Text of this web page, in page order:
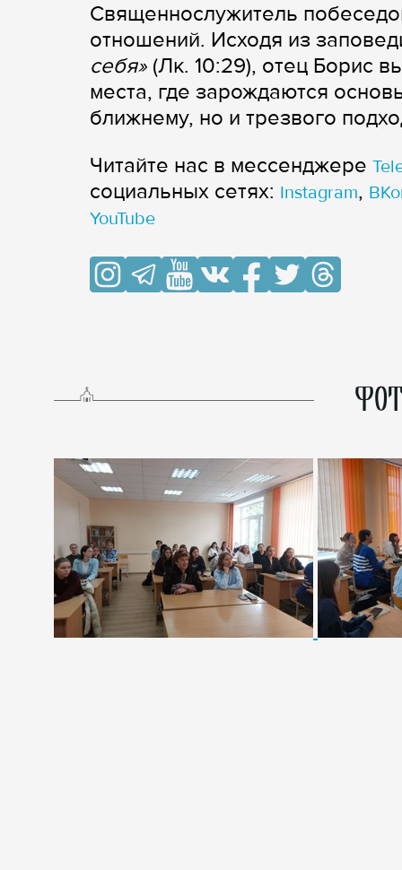
Священнослужитель
отношений. Исходя из
себя» (Лк. 10:29), отец Борис
места, где зарождаются
ближнему, но и трезвого
Читайте нас в мессенджере
cоциальных сетях: Instagram,
YouTube